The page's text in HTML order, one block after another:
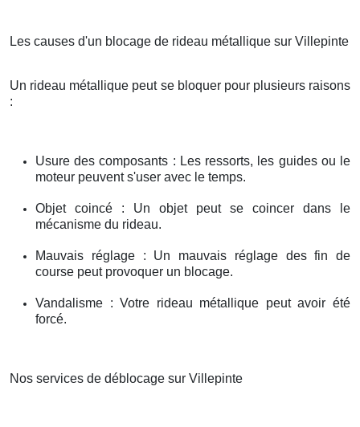
Les causes d'un blocage de rideau métallique sur Villepinte
Un rideau métallique peut se bloquer pour plusieurs raisons
:
Usure des composants : Les ressorts, les guides ou le
moteur peuvent s'user avec le temps.
Objet coincé : Un objet peut se coincer dans le
mécanisme du rideau.
Mauvais réglage : Un mauvais réglage des fin de
course peut provoquer un blocage.
Vandalisme : Votre rideau métallique peut avoir été
forcé.
Nos services de déblocage sur Villepinte